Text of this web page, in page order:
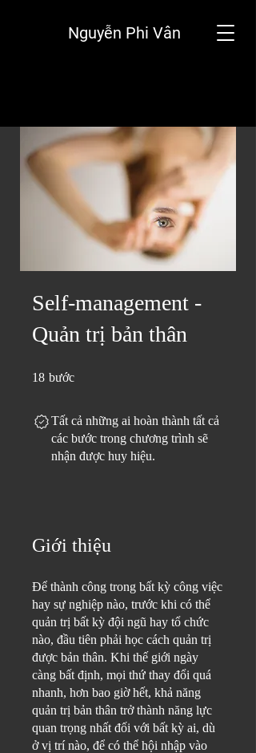
Nguyễn Phi Vân
Self-management -
Quản trị bản thân
18 bước
Tất cả những ai hoàn thành tất cả
các bước trong chương trình sẽ
nhận được huy hiệu.
Giới thiệu
Để thành công trong bất kỳ công việc
hay sự nghiệp nào, trước khi có thể
quản trị bất kỳ đội ngũ hay tổ chức
nào, đầu tiên phải học cách quản trị
được bản thân. Khi thế giới ngày
càng bất định, mọi thứ thay đổi quá
nhanh, hơn bao giờ hết, khả năng
quản trị bản thân trở thành năng lực
quan trọng nhất đối với bất kỳ ai, dù
ở vị trí nào, để có thể hội nhập vào